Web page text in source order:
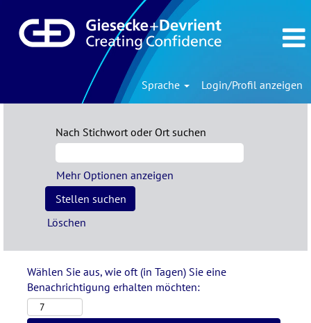
Sprache Login/Profil anzeigen
Nach Stichwort oder Ort suchen
Mehr Optionen anzeigen
Löschen
Wählen Sie aus, wie oft (in Tagen) Sie eine
Benachrichtigung erhalten möchten: